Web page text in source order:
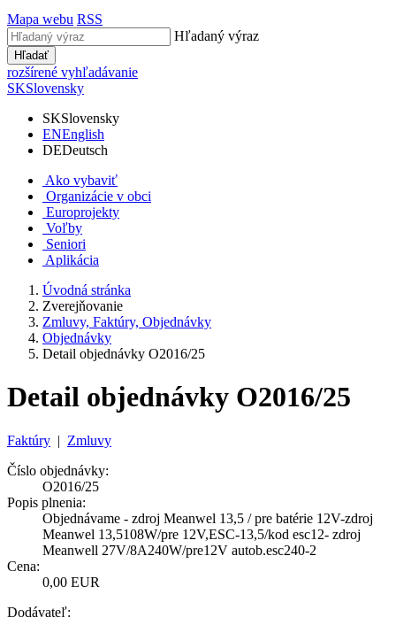
Mapa webu RSS
Hľadaný výraz
Hľadať
rozšírené vyhľadávanie
SKSlovensky
SKSlovensky
ENEnglish
DEDeutsch
Ako vybaviť
Organizácie v obci
Europrojekty
Voľby
Seniori
Aplikácia
Úvodná stránka
Zverejňovanie
Zmluvy, Faktúry, Objednávky
Objednávky
Detail objednávky O2016/25
Detail objednávky O2016/25
Faktúry | Zmluvy
Číslo objednávky:
O2016/25
Popis plnenia:
Objednávame - zdroj Meanwel 13,5 / pre batérie 12V-zdroj
Meanwel 13,5108W/pre 12V,ESC-13,5/kod esc12- zdroj
Meanwell 27V/8A240W/pre12V autob.esc240-2
Cena:
0,00 EUR
Dodávateľ: